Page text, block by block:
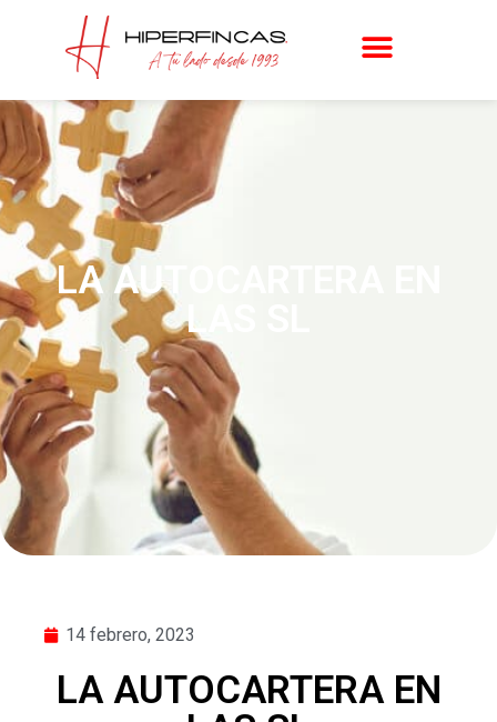
LA AUTOCARTERA EN
LAS SL
14 febrero, 2023
LA AUTOCARTERA EN